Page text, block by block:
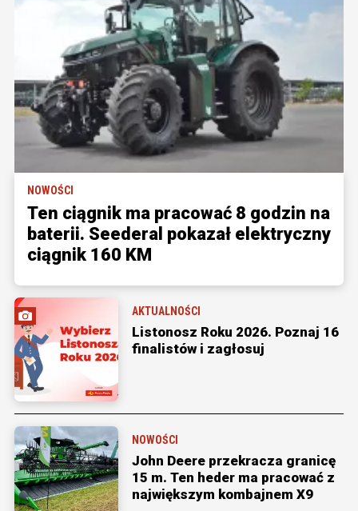
NOWOŚCI
Ten ciągnik ma pracować 8 godzin na
baterii. Seederal pokazał elektryczny
ciągnik 160 KM
AKTUALNOŚCI
Listonosz Roku 2026. Poznaj 16
finalistów i zagłosuj
NOWOŚCI
John Deere przekracza granicę
15 m. Ten heder ma pracować z
największym kombajnem X9